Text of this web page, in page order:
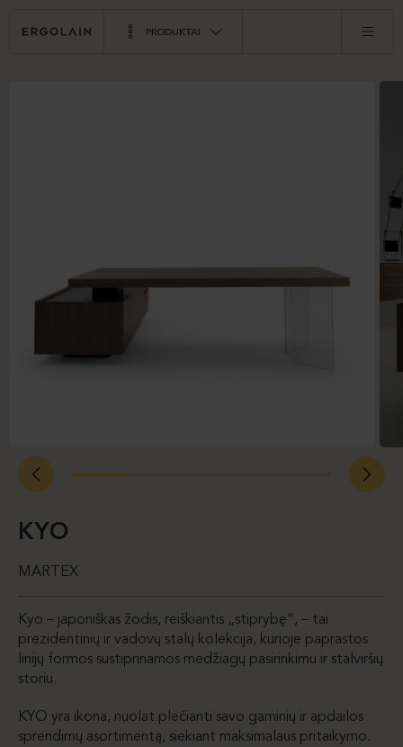
PRODUKTAI
KYO
MARTEX
Kyo – japoniškas žodis, reiškiantis „stiprybę“, – tai
prezidentinių ir vadovų stalų kolekcija, kurioje paprastos
linijų formos sustiprinamos medžiagų pasirinkimu ir stalviršių
storiu.
KYO yra ikona, nuolat plečianti savo gaminių ir apdailos
sprendimų asortimentą, siekiant maksimalaus pritaikymo.